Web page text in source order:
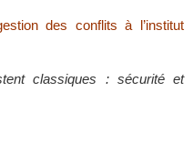
des conflits à l’institut
classiques : sécurité et